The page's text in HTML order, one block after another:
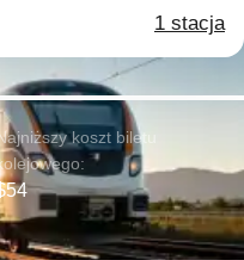
1 stacja
koszt biletu